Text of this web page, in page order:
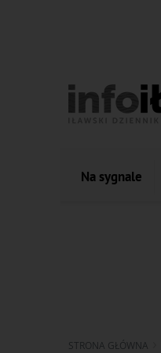
Na sygnale
STRONA GŁÓWNA